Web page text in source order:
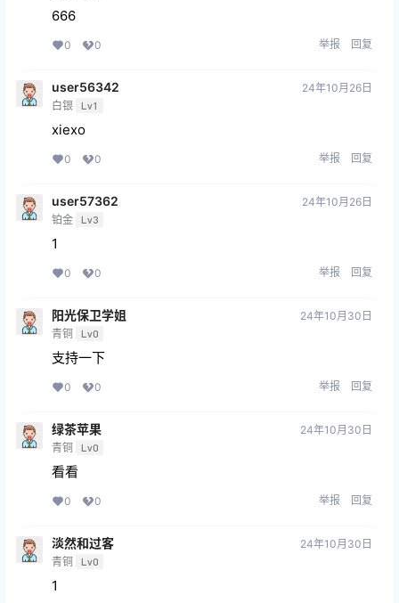
666
0 0 举报 回复
user56342
白银 Lv1
24年10月26日
xiexo
0 0 举报 回复
user57362
铂金 Lv3
24年10月26日
1
0 0 举报 回复
阳光保卫学姐
青铜 Lv0
24年10月30日
支持一下
0 0 举报 回复
绿茶苹果
青铜 Lv0
24年10月30日
看看
0 0 举报 回复
淡然和过客
青铜 Lv0
24年10月30日
1